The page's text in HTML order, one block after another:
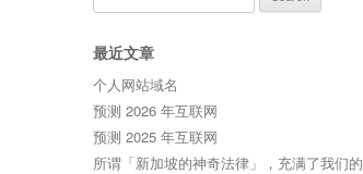
for:
最近文章
个人网站域名
预测 2026 年互联网
预测 2025 年互联网
所谓「新加坡的神奇法律」，充满了我们的